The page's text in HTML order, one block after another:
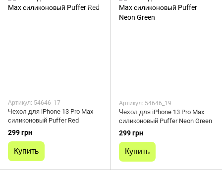
Артикул: 54646_17
Чехол для iPhone 13 Pro Max
силиконовый Puffer Red
299 грн
Купить
Артикул: 54646_19
Чехол для iPhone 13 Pro Max
силиконовый Puffer Neon Green
299 грн
Купить